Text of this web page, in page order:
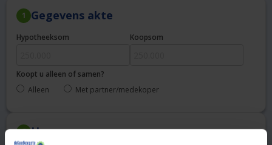
1 Gegevens akte
Hypotheeksom Koopsom
Koopt u alleen of samen?
Alleen
Met partner/medekoper
2 Uw gegevens